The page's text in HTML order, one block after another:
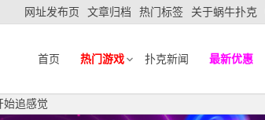
网址发布页 文章归档 热门标签 关于蜗牛扑克
首页 热门游戏 扑克新闻 最新优惠
始追感觉